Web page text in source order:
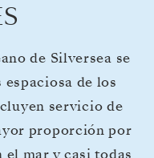
de Silversea se
de los
servicio de
proporción por
el mar y casi todas